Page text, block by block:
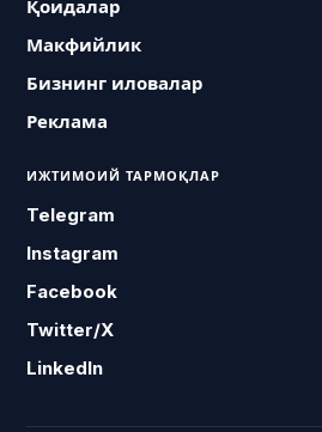
Қоидалар
Макфийлик
Бизнинг иловалар
Реклама
ИЖТИМОИЙ ТАРМОҚЛАР
Telegram
Instagram
Facebook
Twitter/X
LinkedIn